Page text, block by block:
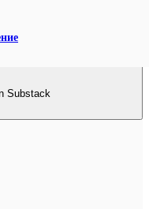
Substack